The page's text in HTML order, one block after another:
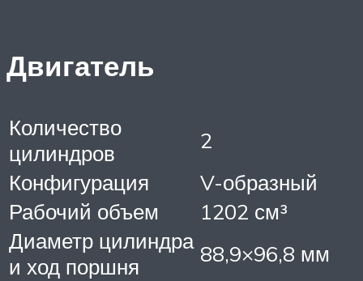
Двигатель
Количество
цилиндров
2
Конфигурация
V-образный
Рабочий объем
1202 см³
Диаметр цилиндра
и ход поршня
88,9×96,8 мм